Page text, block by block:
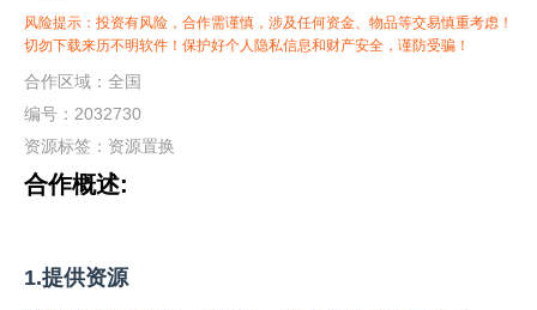
风险提示：投资有风险，合作需谨慎，涉及任何资金、物品等交易慎重考虑！
切勿下载来历不明软件！保护好个人隐私信息和财产安全，谨防受骗！
合作区域：全国
编号：2032730
资源标签： 资源置换
合作概述:
1.提供资源